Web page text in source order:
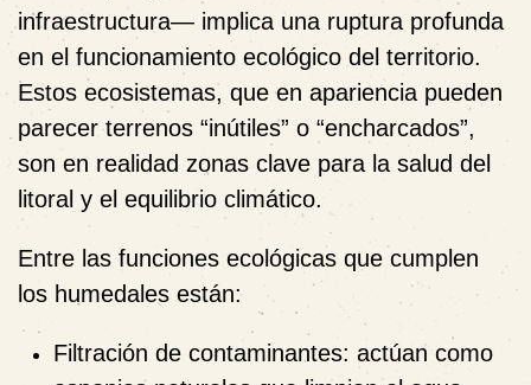
infraestructura— implica una ruptura profunda
en el funcionamiento ecológico del territorio.
Estos ecosistemas, que en apariencia pueden
parecer terrenos “inútiles” o “encharcados”,
son en realidad zonas clave para la salud del
litoral y el equilibrio climático.
Entre las funciones ecológicas que cumplen
los humedales están:
Filtración de contaminantes: actúan como